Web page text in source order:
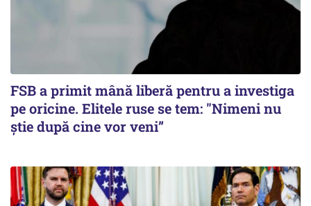
FSB a primit mână liberă pentru a investiga
pe oricine. Elitele ruse se tem: "Nimeni nu
știe după cine vor veni”